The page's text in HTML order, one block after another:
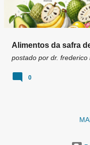
Alimentos da safra
postado por dr. frederico
0